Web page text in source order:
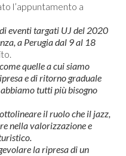
l’appuntamento a
eventi targati UJ del 2020
a Perugia dal 9 al 18
quelle a cui siamo
e di ritorno graduale
tutti più bisogno
il ruolo che il jazz,
nella valorizzazione e
la ripresa di un